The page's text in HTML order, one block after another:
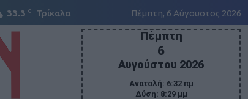
33.3 C Τρίκαλα Πέμπτη, 6 Αύγουστος 2026
Πέμπτη
6
Αυγούστου 2026
Ανατολή: 6:32 πμ
Δύση: 8:29 μμ